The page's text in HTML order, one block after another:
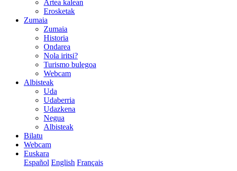
Artea kalean
Erosketak
Zumaia
Zumaia
Historia
Ondarea
Nola iritsi?
Turismo bulegoa
Webcam
Albisteak
Uda
Udaberria
Udazkena
Negua
Albisteak
Bilatu
Webcam
Euskara
Español English Français